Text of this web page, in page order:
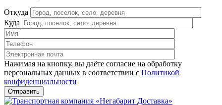
Откуда
Куда
Нажимая на кнопку, вы даёте согласие на обработку
персональных данных в соответствии c Политикой
конфиденциальности